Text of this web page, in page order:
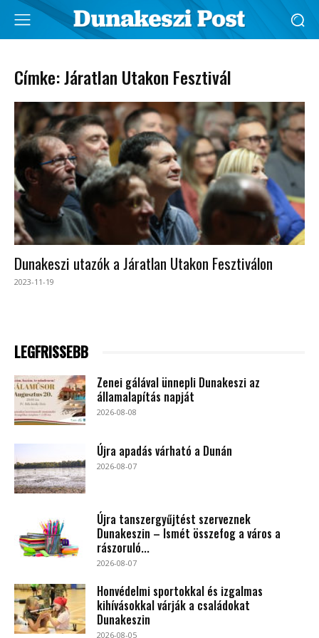
Címke: Járatlan Utakon Fesztivál
Dunakeszi utazók a Járatlan Utakon Fesztiválon
2023-11-19
LEGFRISSEBB
Zenei gálával ünnepli Dunakeszi az
államalapítás napját
2026-08-08
Újra apadás várható a Dunán
2026-08-07
Újra tanszergyűjtést szerveznek
Dunakeszin – Ismét összefog a város a
rászoruló...
2026-08-07
Honvédelmi sportokkal és izgalmas
kihívásokkal várják a családokat
Dunakeszin
2026-08-05